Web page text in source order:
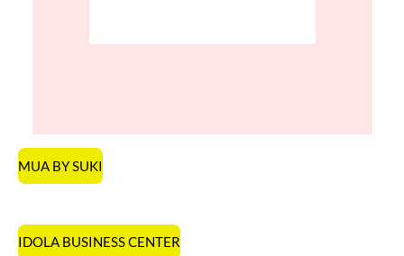
MUA BY SUKI
IDOLA BUSINESS CENTER